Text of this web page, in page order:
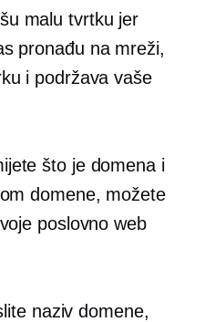
malu tvrtku jer
pronađu na mreži,
i podržava vaše
što je domena i
domene, možete
poslovno web
naziv domene,